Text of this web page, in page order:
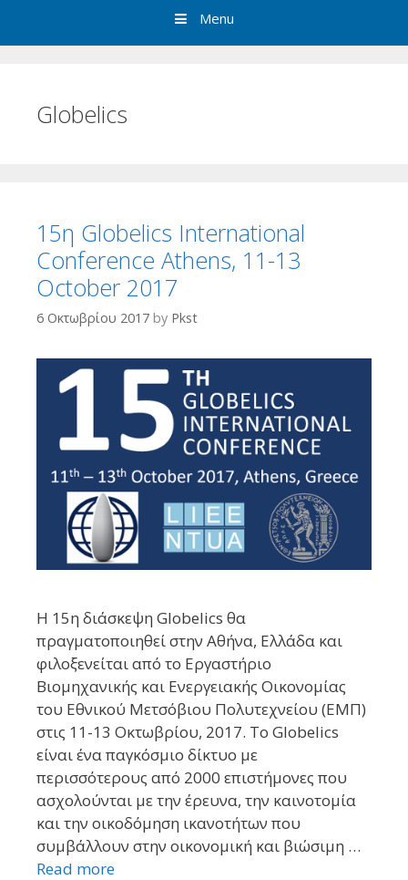
Menu
Globelics
15η Globelics International
Conference Athens, 11-13
October 2017
6 Οκτωβρίου 2017 by Pkst
Η 15η διάσκεψη Globelics θα
πραγματοποιηθεί στην Αθήνα, Ελλάδα και
φιλοξενείται από το Εργαστήριο
Βιομηχανικής και Ενεργειακής Οικονομίας
του Εθνικού Μετσόβιου Πολυτεχνείου (ΕΜΠ)
στις 11-13 Οκτωβρίου, 2017. Το Globelics
είναι ένα παγκόσμιο δίκτυο με
περισσότερους από 2000 επιστήμονες που
ασχολούνται με την έρευνα, την καινοτομία
και την οικοδόμηση ικανοτήτων που
συμβάλλουν στην οικονομική και βιώσιμη …
Read more